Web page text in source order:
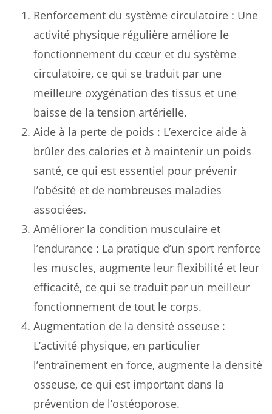
Renforcement du système circulatoire : Une
activité physique régulière améliore le
fonctionnement du cœur et du système
circulatoire, ce qui se traduit par une
meilleure oxygénation des tissus et une
baisse de la tension artérielle.
Aide à la perte de poids : L’exercice aide à
brûler des calories et à maintenir un poids
santé, ce qui est essentiel pour prévenir
l’obésité et de nombreuses maladies
associées.
Améliorer la condition musculaire et
l’endurance : La pratique d’un sport renforce
les muscles, augmente leur flexibilité et leur
efficacité, ce qui se traduit par un meilleur
fonctionnement de tout le corps.
Augmentation de la densité osseuse :
L’activité physique, en particulier
l’entraînement en force, augmente la densité
osseuse, ce qui est important dans la
prévention de l’ostéoporose.